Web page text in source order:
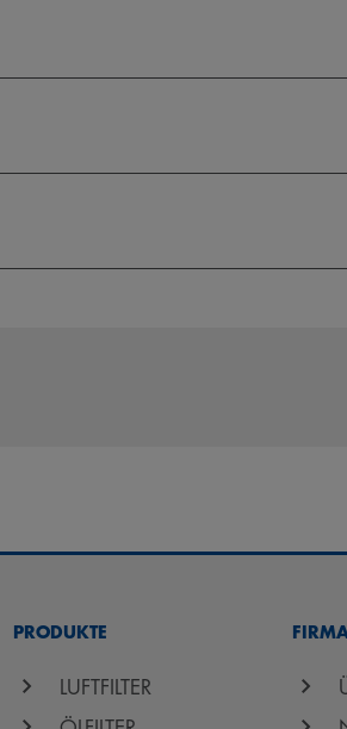
PRODUKTE
LUFTFILTER